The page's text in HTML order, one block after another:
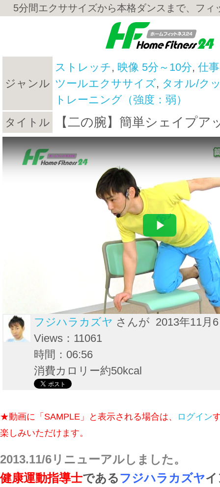
5分間エクササイズから本格ダンスまで、フィ
ジャンル
ストレッチ, 映像 5分～10分, 仕
ツールエクササイズ, タオル/ク
トレーニング（強度：弱）
タイトル
【二の腕】簡単シェイプア
フジハラカズヤ さんが 2013年11月
Views：11061
時間：06:56
消費カロリー約50kcal
★動画に「SAMPLE」と表示される場合は、 ログイン
楽しみいただけます。
2013.11/6リニューアルしました。
健康運動指導士であるフジハラカズヤ